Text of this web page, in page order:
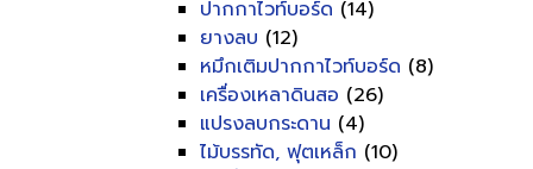
ปากกาไวท์บอร์ด (14)
ยางลบ (12)
หมึกเติมปากกาไวท์บอร์ด (8)
เครื่องเหลาดินสอ (26)
แปรงลบกระดาน (4)
ไม้บรรทัด, ฟุตเหล็ก (10)